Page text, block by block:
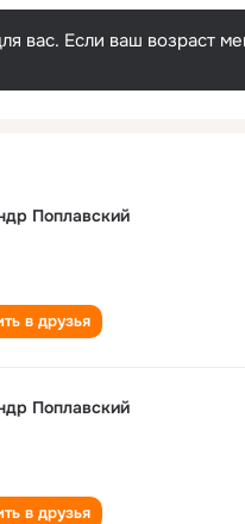
вас. Если ваш возраст
Поплавский
в друзья
Поплавский
в друзья